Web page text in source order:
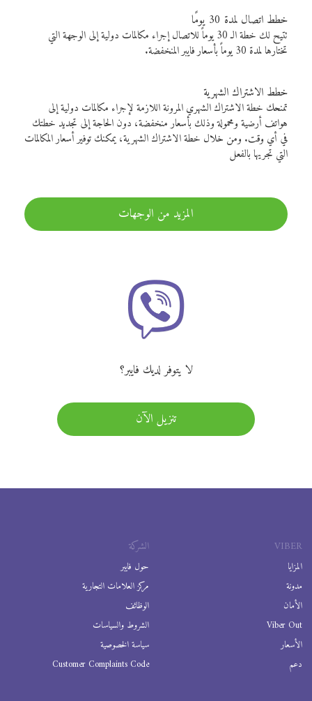
خطط اتصال لمدة 30 يومًا
تتيح لك خطة الـ 30 يوماً للاتصال إجراء مكالمات دولية إلى الوجهة التي
تختارها لمدة 30 يوماً بأسعار فايبر المنخفضة.
خطط الاشتراك الشهرية
تمنحك خطة الاشتراك الشهري المرونة اللازمة لإجراء مكالمات دولية إلى
هواتف أرضية ومحمولة وذلك بأسعار منخفضة، دون الحاجة إلى تجديد خطتك
في أي وقت. ومن خلال خطة الاشتراك الشهرية، يمكنك توفير أسعار المكالمات
التي تجريها بالفعل
المزيد من الوجهات
لا يتوفر لديك فايبر؟
تنزيل الآن
VIBER
المزايا
مدونة
الأمان
Viber Out
الأسعار
دعم
الشركة
حول فايبر
مركز العلامات التجارية
الوظائف
الشروط والسياسات
سياسة الخصوصية
Customer Complaints Code